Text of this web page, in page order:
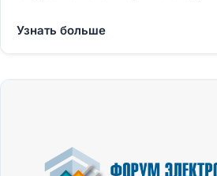
Экспо» на одном из крупнейших
международных мероприятий
отрасли России — Татарстанском
Узнать больше